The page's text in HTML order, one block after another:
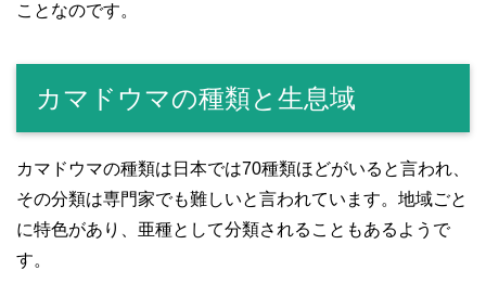
ことなのです。
カマドウマの種類と生息域
カマドウマの種類は日本では70種類ほどがいると言われ、
その分類は専門家でも難しいと言われています。地域ごと
に特色があり、亜種として分類されることもあるようで
す。